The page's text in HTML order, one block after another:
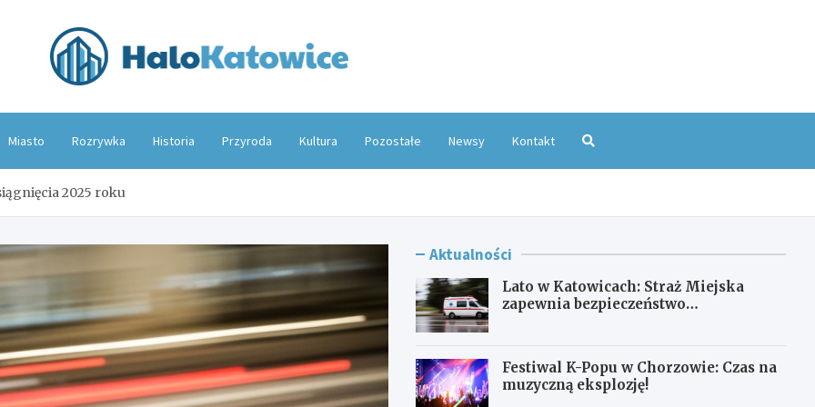
Miasto Rozrywka Historia Przyroda Kultura Pozostałe Newsy Kontakt
2025 roku
Aktualności
Lato w Katowicach: Straż Miejska
zapewnia bezpieczeństwo
Festiwal K-Popu w Chorzowie: Czas na
muzyczną eksplozję!